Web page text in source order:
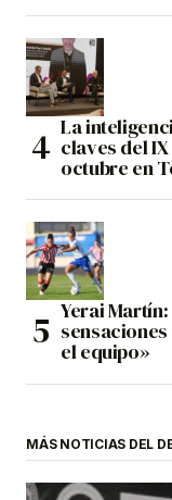
La
claves del IX
octubre en
Yerai
el equipo»
MÁS NOTICIAS DEL